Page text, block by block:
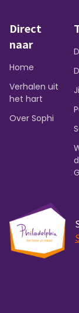
Direct
naar
Home
Verhalen uit
het hart
Over Sophi